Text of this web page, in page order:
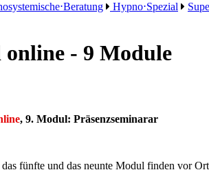
Hypno⋅Spezial
- 9 Module
, 9. Modul: Präsenzseminarar
fünfte und das neunte Modul finden vor